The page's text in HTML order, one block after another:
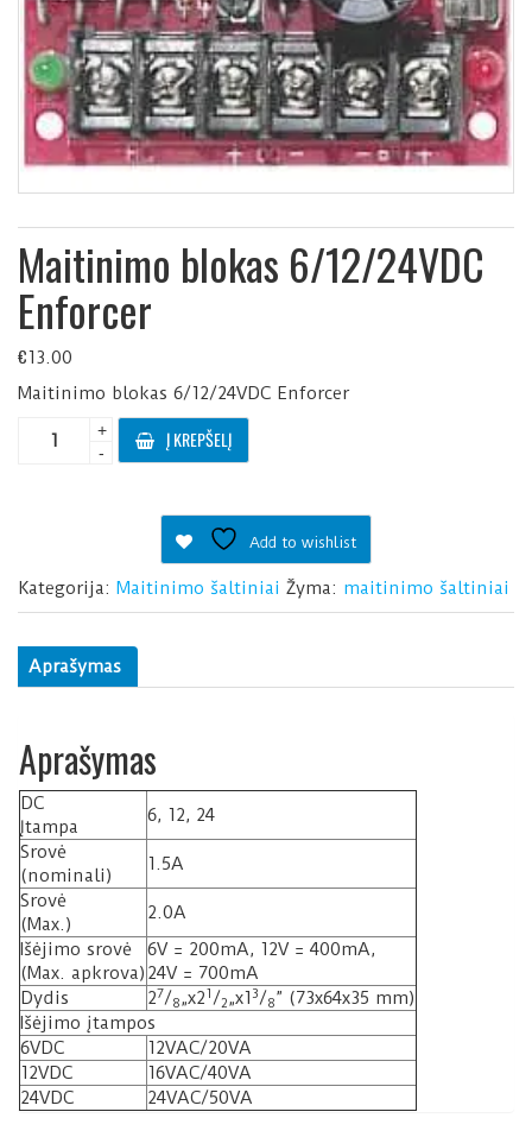
Maitinimo blokas 6/12/24VDC
Enforcer
€13.00
Maitinimo blokas 6/12/24VDC Enforcer
produkto
kiekis:
+
-
Į KREPŠELĮ
Add to wishlist
Kategorija: Maitinimo šaltiniai Žyma: maitinimo šaltiniai
Aprašymas
Aprašymas
DC
Įtampa
6, 12, 24
Srovė
(nominali)
1.5A
Srovė
(Max.)
2.0A
Išėjimo srovė
(Max. apkrova)
6V = 200mA, 12V = 400mA,
24V = 700mA
Dydis
27/8„x21 /2„x1 3/8” (73x64x35 mm)
Išėjimo įtampos
6VDC
12VAC/20VA
12VDC
16VAC/40VA
24VDC
24VAC/50VA